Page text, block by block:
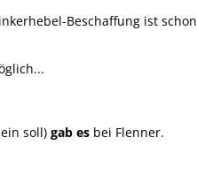
Beschaffung ist
soll) gab es bei Flenner.